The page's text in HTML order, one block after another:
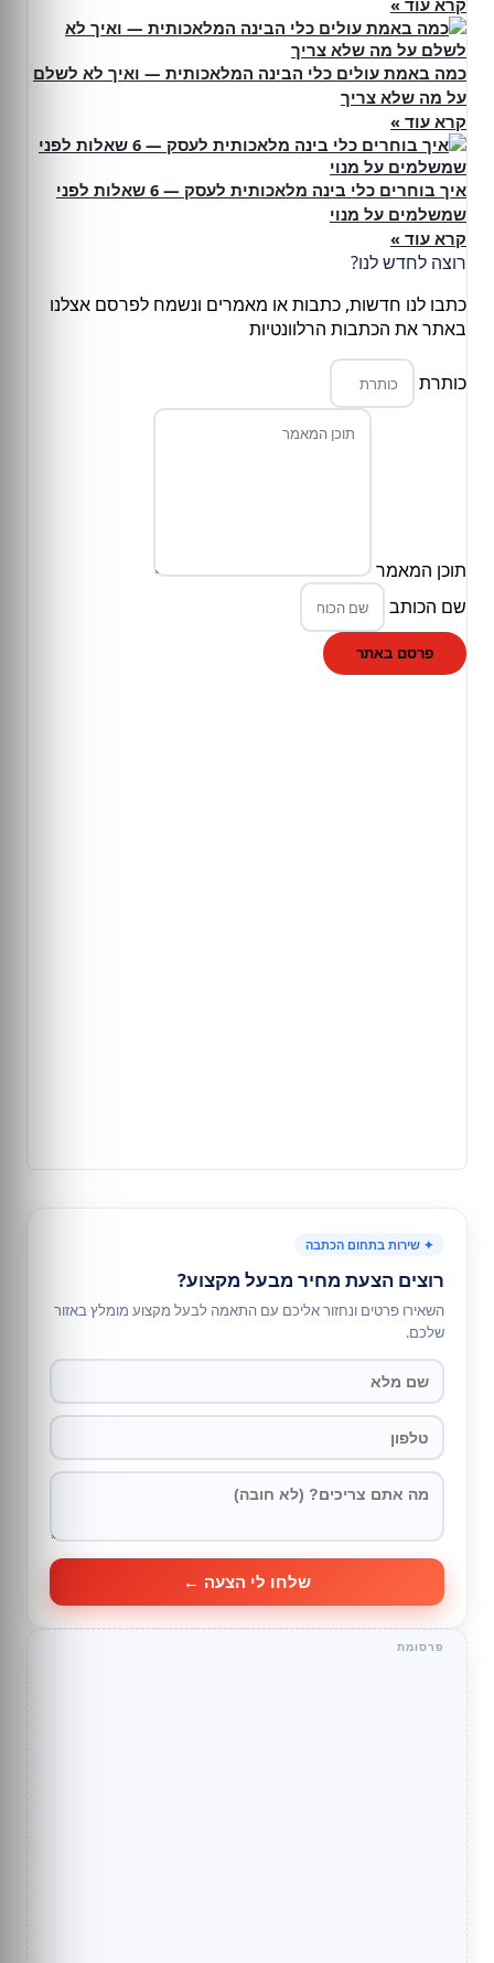
קרא עוד »
כמה באמת עולים כלי הבינה המלאכותית — ואיך לא לשלם
על מה שלא צריך
קרא עוד »
איך בוחרים כלי בינה מלאכותית לעסק — 6 שאלות לפני
שמשלמים על מנוי
קרא עוד »
רוצה לחדש לנו?
כתבו לנו חדשות, כתבות או מאמרים ונשמח לפרסם אצלנו
באתר את הכתבות הרלוונטיות
כותרת
תוכן המאמר
שם הכותב
פרסם באתר
✦ שירות בתחום הכתבה
רוצים הצעת מחיר מבעל מקצוע?
השאירו פרטים ונחזור אליכם עם התאמה לבעל מקצוע מומלץ באזור
שלכם.
שלחו לי הצעה ←